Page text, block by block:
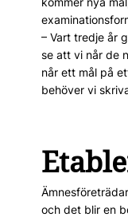
– Vart tredje år
se att vi når de
når ett mål på
behöver vi
och det blir en